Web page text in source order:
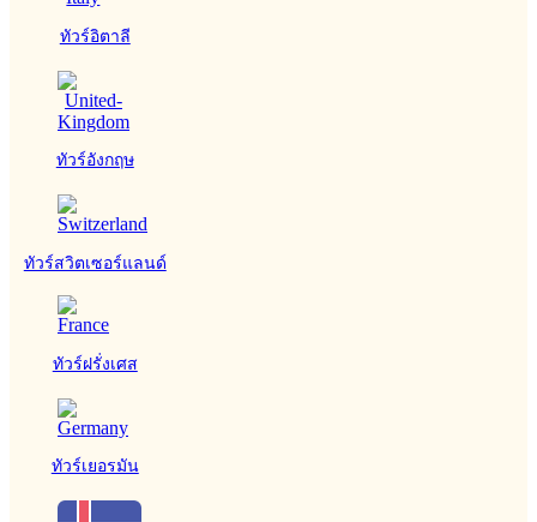
ทัวร์อิตาลี
ทัวร์อังกฤษ
ทัวร์สวิตเซอร์แลนด์
ทัวร์ฝรั่งเศส
ทัวร์เยอรมัน